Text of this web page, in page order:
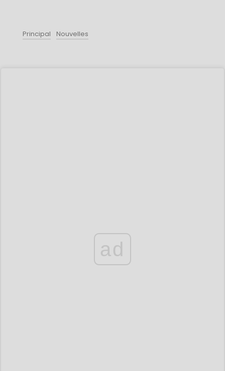
Principal Nouvelles
ad